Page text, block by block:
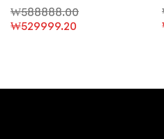
상의 골프 경기복
₩588888.00
₩529999.20